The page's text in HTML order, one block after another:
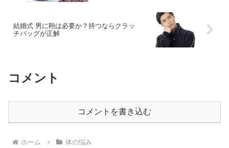
結婚式 男に鞄は必要か？持つならクラッ
チバッグが正解
コメント
コメントを書き込む
ホーム 体の悩み